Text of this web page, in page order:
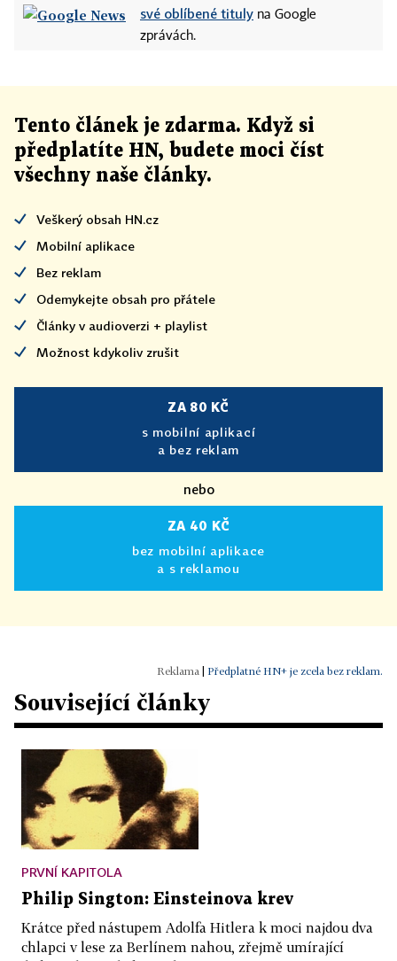
své oblíbené tituly na Google
zprávách.
Tento článek je zdarma. Když si
předplatíte HN, budete moci číst
všechny naše články.
Veškerý obsah HN.cz
Mobilní aplikace
Bez reklam
Odemykejte obsah pro přátele
Články v audioverzi + playlist
Možnost kdykoliv zrušit
ZA 80 KČ
s mobilní aplikací
a bez reklam
nebo
ZA 40 KČ
bez mobilní aplikace
a s reklamou
Předplatné HN+ je zcela bez reklam.
Související články
PRVNÍ KAPITOLA
Philip Sington: Einsteinova krev
Krátce před nástupem Adolfa Hitlera k moci najdou dva
chlapci v lese za Berlínem nahou, zřejmě umírající